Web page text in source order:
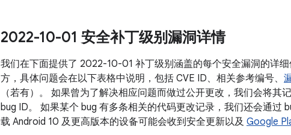
2022-10-01 安全补丁级别漏洞详情
我们在下面提供了 2022-10-01 补丁级别涵盖的每个安全漏洞的详
方，具体问题会在以下表格中说明，包括 CVE ID、相关参考编号、
（若有）。 如果曾为了解决相应问题而做过公开更改，我们会将其
bug ID。 如果某个 bug 有多条相关的代码更改记录，我们还会通过
载 Android 10 及更高版本的设备可能会收到安全更新以及 Google